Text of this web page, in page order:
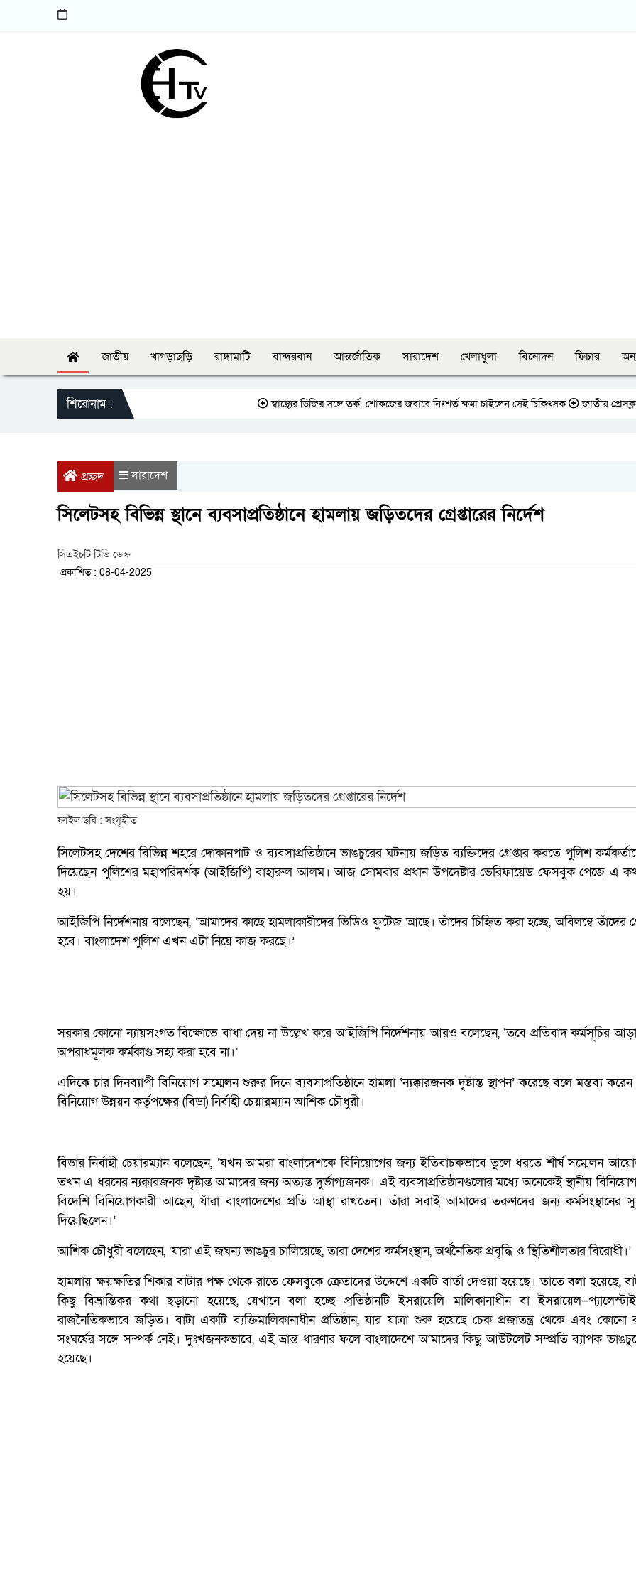
জাতীয় খাগড়াছড়ি রাঙ্গামাটি বান্দরবান আন্তর্জাতিক সারাদেশ খেলাধুলা বিনোদন ফিচার
শিরোনাম : স্বাস্থ্যের ডিজির সঙ্গে তর্ক: শোকজের জবাবে নিঃশর্ত ক্ষমা চাইলেন সেই চিকিৎসক জাতীয়
প্রচ্ছদ সারাদেশ
সিলেটসহ বিভিন্ন স্থানে ব্যবসাপ্রতিষ্ঠানে হামলায় জড়িতদের গ্রেপ্তারের নির্দেশ
সিএইচটি টিভি ডেস্ক
প্রকাশিত : 08-04-2025
ফাইল ছবি : সংগৃহীত
সিলেটসহ দেশের বিভিন্ন শহরে দোকানপাট ও ব্যবসাপ্রতিষ্ঠানে ভাঙচুরের ঘটনায় জড়িত ব্যক্তিদের গ্রেপ্তার করতে পুলিশ
দিয়েছেন পুলিশের মহাপরিদর্শক (আইজিপি) বাহারুল আলম। আজ সোমবার প্রধান উপদেষ্টার ভেরিফায়েড ফেসবুক পেজে এ
হয়।
আইজিপি নির্দেশনায় বলেছেন, ‘আমাদের কাছে হামলাকারীদের ভিডিও ফুটেজ আছে। তাঁদের চিহ্নিত করা হচ্ছে, অবিলম্বে তাঁদের
হবে। বাংলাদেশ পুলিশ এখন এটা নিয়ে কাজ করছে।’
সরকার কোনো ন্যায়সংগত বিক্ষোভে বাধা দেয় না উল্লেখ করে আইজিপি নির্দেশনায় আরও বলেছেন, ‘তবে প্রতিবাদ কর্মসূচির
অপরাধমূলক কর্মকাণ্ড সহ্য করা হবে না।’
এদিকে চার দিনব্যাপী বিনিয়োগ সম্মেলন শুরুর দিনে ব্যবসাপ্রতিষ্ঠানে হামলা ‘ন্যক্কারজনক দৃষ্টান্ত স্থাপন’ করেছে বলে মন্তব্য
বিনিয়োগ উন্নয়ন কর্তৃপক্ষের (বিডা) নির্বাহী চেয়ারম্যান আশিক চৌধুরী।
বিডার নির্বাহী চেয়ারম্যান বলেছেন, ‘যখন আমরা বাংলাদেশকে বিনিয়োগের জন্য ইতিবাচকভাবে তুলে ধরতে শীর্ষ সম্মেলন
তখন এ ধরনের ন্যক্কারজনক দৃষ্টান্ত আমাদের জন্য অত্যন্ত দুর্ভাগ্যজনক। এই ব্যবসাপ্রতিষ্ঠানগুলোর মধ্যে অনেকেই স্থানীয়
বিদেশি বিনিয়োগকারী আছেন, যাঁরা বাংলাদেশের প্রতি আস্থা রাখতেন। তাঁরা সবাই আমাদের তরুণদের জন্য কর্মসংস্থানের
দিয়েছিলেন।’
আশিক চৌধুরী বলেছেন, ‘যারা এই জঘন্য ভাঙচুর চালিয়েছে, তারা দেশের কর্মসংস্থান, অর্থনৈতিক প্রবৃদ্ধি ও স্থিতিশীলতার বিরোধী।’
হামলায় ক্ষয়ক্ষতির শিকার বাটার পক্ষ থেকে রাতে ফেসবুকে ক্রেতাদের উদ্দেশে একটি বার্তা দেওয়া হয়েছে। তাতে বলা হয়েছে,
কিছু বিভ্রান্তিকর কথা ছড়ানো হয়েছে, যেখানে বলা হচ্ছে প্রতিষ্ঠানটি ইসরায়েলি মালিকানাধীন বা
রাজনৈতিকভাবে জড়িত। বাটা একটি ব্যক্তিমালিকানাধীন প্রতিষ্ঠান, যার যাত্রা শুরু হয়েছে চেক প্রজাতন্ত্র থেকে এবং কোনো
সংঘর্ষের সঙ্গে সম্পর্ক নেই। দুঃখজনকভাবে, এই ভ্রান্ত ধারণার ফলে বাংলাদেশে আমাদের কিছু আউটলেট সম্প্রতি ব্যাপক
হয়েছে।